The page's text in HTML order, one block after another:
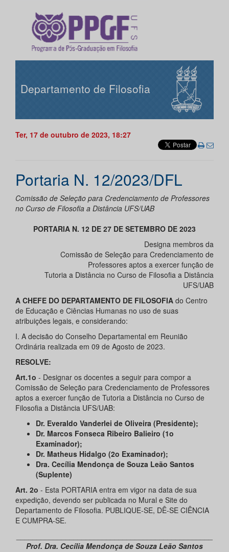
Departamento de Filosofia
Ter, 17 de outubro de 2023, 18:27
Portaria N. 12/2023/DFL
Comissão de Seleção para Credenciamento de Professores
no Curso de Filosofia a Distância UFS/UAB
PORTARIA N. 12 DE 27 DE SETEMBRO DE 2023
Designa membros da
Comissão de Seleção para Credenciamento de
Professores aptos a exercer função de
Tutoria a Distância no Curso de Filosofia a Distância
UFS/UAB
A CHEFE DO DEPARTAMENTO DE FILOSOFIA do Centro
de Educação e Ciências Humanas no uso de suas
atribuições legais, e considerando:
I. A decisão do Conselho Departamental em Reunião
Ordinária realizada em 09 de Agosto de 2023.
RESOLVE:
Art.1o - Designar os docentes a seguir para compor a
Comissão de Seleção para Credenciamento de Professores
aptos a exercer função de Tutoria a Distância no Curso de
Filosofia a Distância UFS/UAB:
Dr. Everaldo Vanderlei de Oliveira (Presidente);
Dr. Marcos Fonseca Ribeiro Balieiro (1o
Examinador);
Dr. Matheus Hidalgo (2o Examinador);
Dra. Cecília Mendonça de Souza Leão Santos
(Suplente)
Art. 2o - Esta PORTARIA entra em vigor na data de sua
expedição, devendo ser publicada no Mural e Site do
Departamento de Filosofia. PUBLIQUE-SE, DÊ-SE CIÊNCIA
E CUMPRA-SE.
Prof. Dra. Cecília Mendonça de Souza Leão Santos